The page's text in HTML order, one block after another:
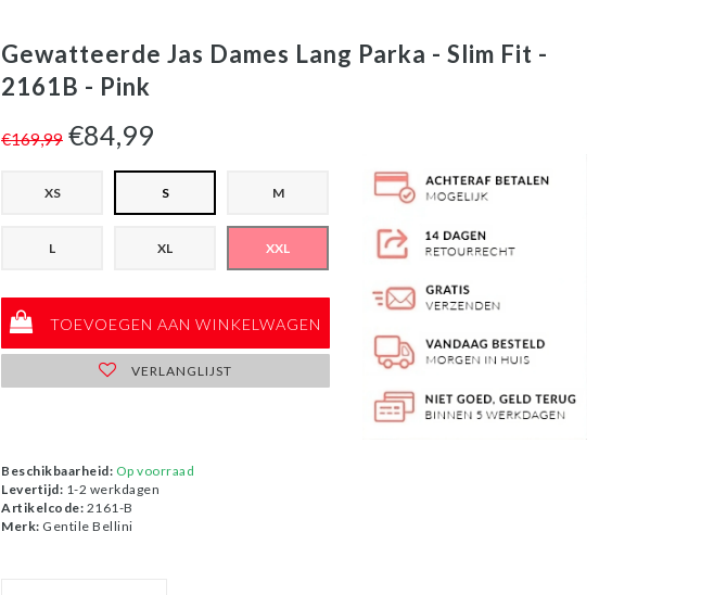
Gewatteerde Jas Dames Lang Parka - Slim Fit -
2161B - Pink
€169,99 €84,99
XS S M
L XL XXL
TOEVOEGEN AAN WINKELWAGEN
VERLANGLIJST
Beschikbaarheid: Op voorraad
Levertijd: 1-2 werkdagen
Artikelcode: 2161-B
Merk: Gentile Bellini